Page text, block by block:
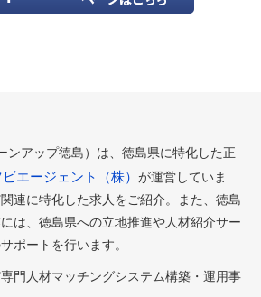
ンアップ徳島）は、徳島県に特化した正
ビエージェント（株） が運営していま
連に特化した求人をご紹介。また、徳島
は、徳島県への立地推進や人材紹介サー
ポートを行います。
門人材マッチングシステム構築・運用事